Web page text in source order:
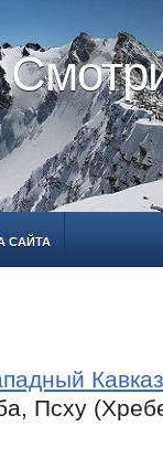
САЙТА
Кавказ
Псху